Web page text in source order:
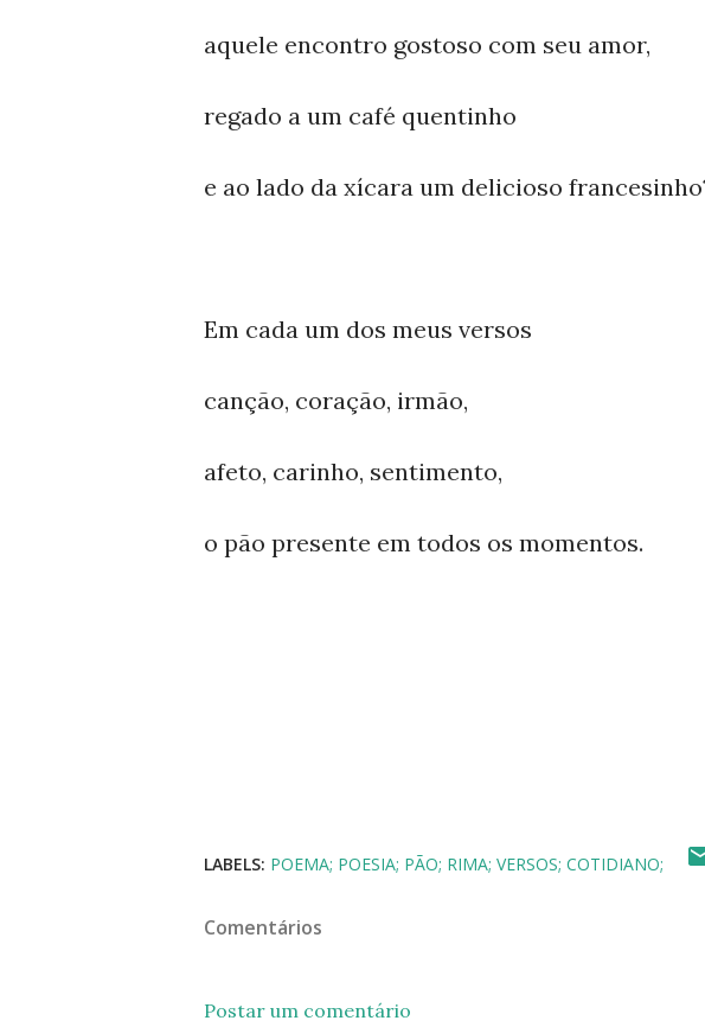
aquele encontro gostoso com seu amor,
regado a um café quentinho
e ao lado da xícara um delicioso
Em cada um dos meus versos
canção, coração, irmão,
afeto, carinho, sentimento,
o pão presente em todos os momentos.
LABELS: POEMA; POESIA; PÃO; RIMA; VERSOS; COTIDIANO;
Comentários
Postar um comentário